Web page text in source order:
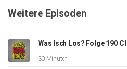
ist schon lange live auf den
präsentieren. Das erste Album
Eine weitere Leidenschaft neben
Basketballspielen. In der Jugend
Weitere Episoden
30 Minuten